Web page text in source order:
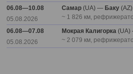
06.08—10.08
Самар (UA) — Баку (AZ)
05.08.2026
06.08—07.08
Мокрая Калигорка
05.08.2026